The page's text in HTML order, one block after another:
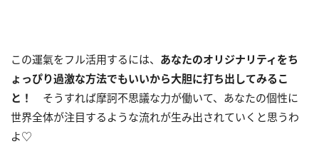
この運氣をフル活用するには、 あなたのオリジナリティをち
ょっぴり過激な方法でもいいから大胆に打ち出してみるこ
と！
そうすれば摩訶不思議な力が働いて、あなたの個性に
世界全体が注目するような流れが生み出されていくと思うわ
よ♡